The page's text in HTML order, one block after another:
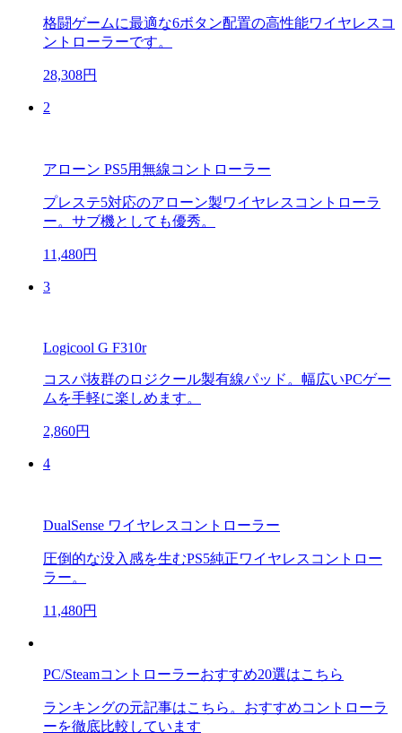
格闘ゲームに最適な6ボタン配置の高性能ワイヤレスコ
ントローラーです。
28,308円
2
アローン PS5用無線コントローラー
プレステ5対応のアローン製ワイヤレスコントローラ
ー。サブ機としても優秀。
11,480円
3
Logicool G F310r
コスパ抜群のロジクール製有線パッド。幅広いPCゲー
ムを手軽に楽しめます。
2,860円
4
DualSense ワイヤレスコントローラー
圧倒的な没入感を生むPS5純正ワイヤレスコントロー
ラー。
11,480円
PC/Steamコントローラーおすすめ20選はこちら
ランキングの元記事はこちら。おすすめコントローラ
ーを徹底比較しています